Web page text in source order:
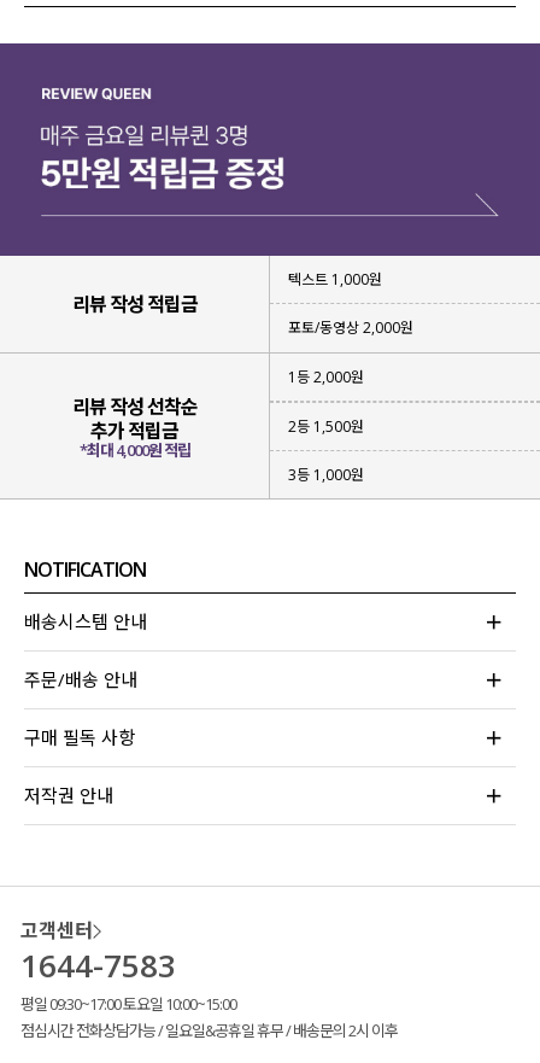
리뷰 작성 적립금
텍스트 1,000원
포토/동영상 2,000원
리뷰 작성 선착순
추가 적립금
*최대 4,000원 적립
1등 2,000원
2등 1,500원
3등 1,000원
NOTIFICATION
배송시스템 안내
주문/배송 안내
구매 필독 사항
저작권 안내
고객센터
1644-7583
평일 09:30~17:00 토요일 10:00~15:00
점심시간 전화상담가능 / 일요일&공휴일 휴무 / 배송문의 2시 이후